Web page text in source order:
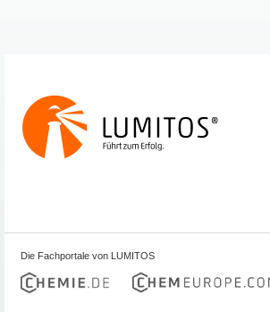
Die Fachportale von LUMITOS